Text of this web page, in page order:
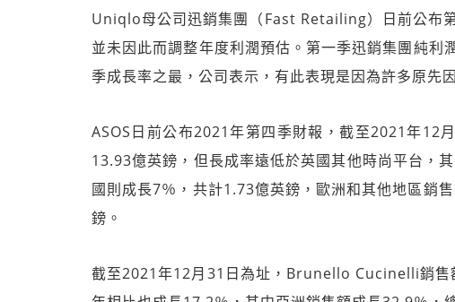
Uniqlo母公司迅銷集團（Fast Retailing）日前公布
並未因此而調整年度利潤預估。第一季迅銷集團純
季成長率之最，公司表示，有此表現是因為許多原先
ASOS日前公布2021年第四季財報，截至2021年12
13.93億英鎊，但長成率遠低於英國其他時尚平台，
國則成長7％，共計1.73億英鎊，歐洲和其他地區銷
鎊。
截至2021年12月31日為址，Brunello Cucinelli銷